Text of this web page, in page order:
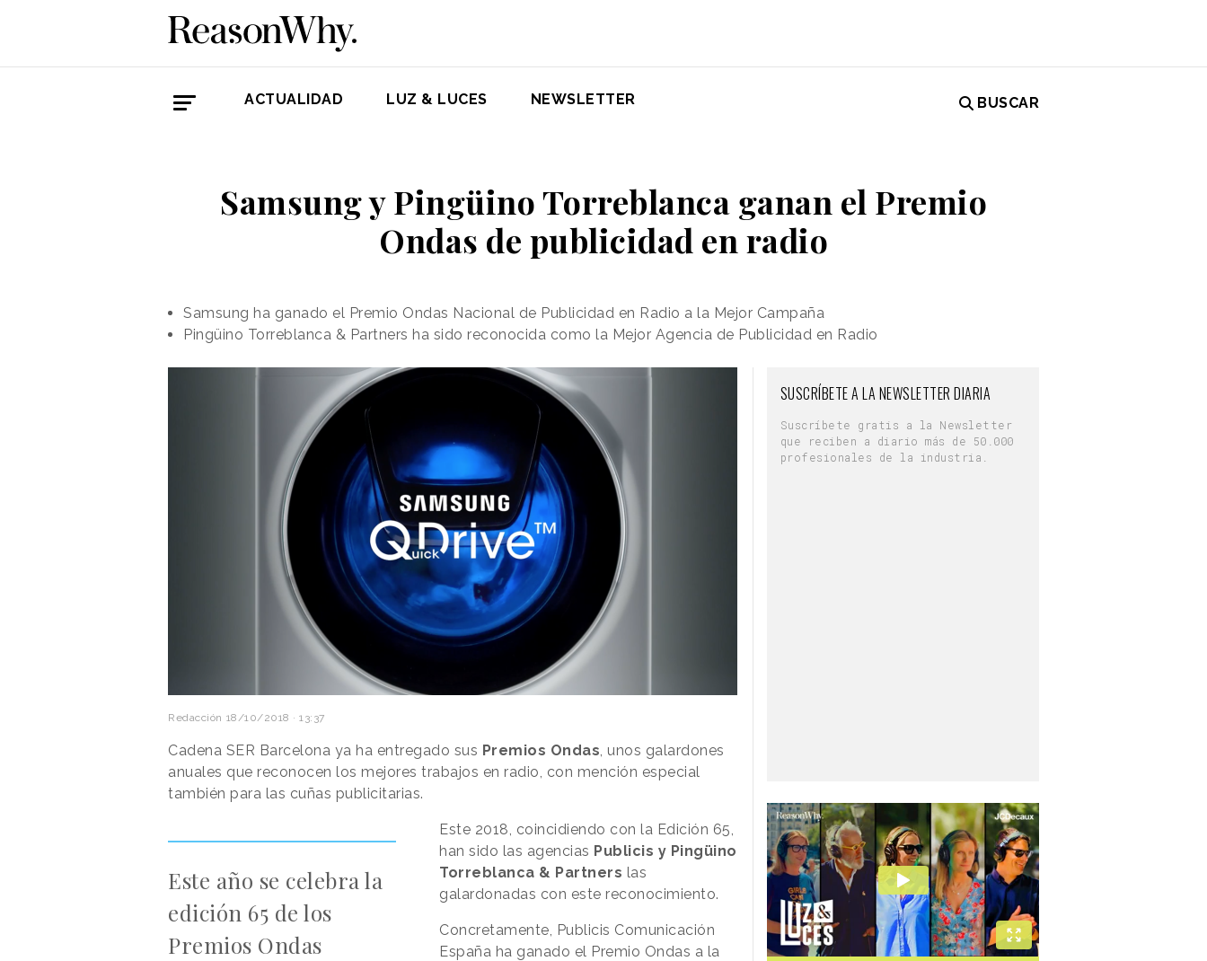
ACTUALIDAD LUZ & LUCES NEWSLETTER BUSCAR
Samsung y Pingüino Torreblanca ganan el Premio
Ondas de publicidad en radio
Samsung ha ganado el Premio Ondas Nacional de Publicidad en Radio a la Mejor Campaña
Pingüino Torreblanca & Partners ha sido reconocida como la Mejor Agencia de Publicidad en Radio
Redacción 18/10/2018 · 13:37
Cadena SER Barcelona ya ha entregado sus Premios Ondas , unos galardones
anuales que reconocen los mejores trabajos en radio, con mención especial
también para las cuñas publicitarias.
Este año se celebra la
edición 65 de los
Premios Ondas
Este 2018, coincidiendo con la Edición 65,
han sido las agencias Publicis y Pingüino
Torreblanca & Partners las
galardonadas con este reconocimiento.
Concretamente, Publicis Comunicación
España ha ganado el Premio Ondas a la
SUSCRÍBETE A LA NEWSLETTER DIARIA
Suscríbete gratis a la Newsletter
que reciben a diario más de 50.000
profesionales de la industria.